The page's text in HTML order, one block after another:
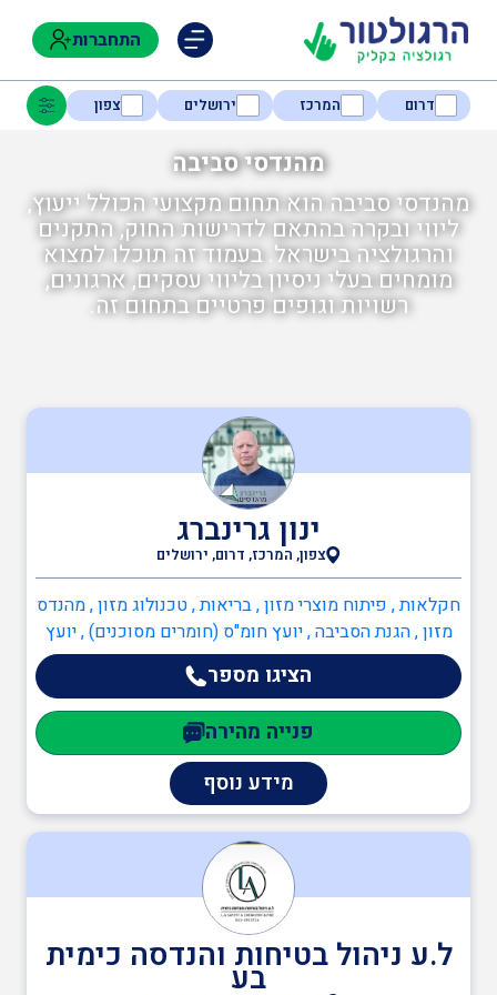
התחברות
דרום המרכז ירושלים צפון
מהנדסי סביבה
מהנדסי סביבה הוא תחום מקצועי הכולל ייעוץ,
ליווי ובקרה בהתאם לדרישות החוק, התקנים
והרגולציה בישראל. בעמוד זה תוכלו למצוא
מומחים בעלי ניסיון בליווי עסקים, ארגונים,
רשויות וגופים פרטיים בתחום זה.
נגישות
חקלאות
בריאות
בודקים מוסמכים
ביטחון
כיבוי אש
הגנת הסביבה
יועץ חומ"ס (חומרים
מסוכנים)
ינון גרינברג
צפון, המרכז, דרום, ירושלים
חקלאות , פיתוח מוצרי מזון , בריאות , טכנולוג מזון , מהנדס
מזון , הגנת הסביבה , יועץ חומ"ס (חומרים מסוכנים) , יועץ
הגנת הסביבה , מהנדסי סביבה , מהנדסים והנדסאים ,
הנדסאי ביוטכנולוגיה , מהנדס כימיה , מהנדס מזון , מהנדסי
סביבה , מהנדסי אנרגיה מתחדשת
הציגו מספר
פנייה מהירה
מידע נוסף
ל.ע ניהול בטיחות והנדסה כימית
בע